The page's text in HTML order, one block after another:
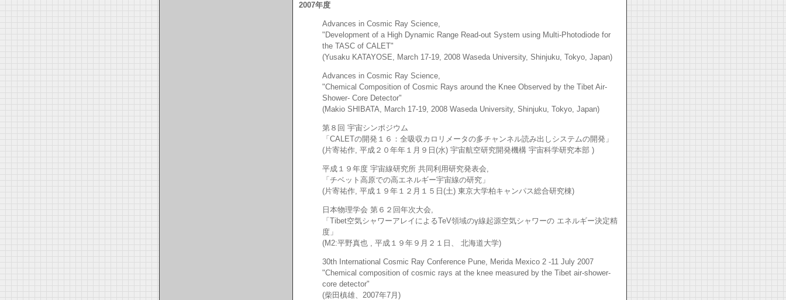
2007年度
Advances in Cosmic Ray Science,
"Development of a High Dynamic Range Read-out System using Multi-Photodiode for
the TASC of CALET"
(Yusaku KATAYOSE, March 17-19, 2008 Waseda University, Shinjuku, Tokyo, Japan)
Advances in Cosmic Ray Science,
"Chemical Composition of Cosmic Rays around the Knee Observed by the Tibet Air-
Shower- Core Detector"
(Makio SHIBATA, March 17-19, 2008 Waseda University, Shinjuku, Tokyo, Japan)
第８回 宇宙シンポジウム
「CALETの開発１６：全吸収カロリメータの多チャンネル読み出しシステムの開発」
(片寄祐作, 平成２０年年１月９日(水) 宇宙航空研究開発機構 宇宙科学研究本部 )
平成１９年度 宇宙線研究所 共同利用研究発表会,
「チベット高原での高エネルギー宇宙線の研究」
(片寄祐作, 平成１９年１２月１５日(土) 東京大学柏キャンパス総合研究棟)
日本物理学会 第６２回年次大会,
「Tibet空気シャワーアレイによるTeV領域のγ線起源空気シャワーの エネルギー決定精
度」
(M2:平野真也 , 平成１９年９月２１日、 北海道大学)
30th International Cosmic Ray Conference Pune, Merida Mexico 2 -11 July 2007
"Chemical composition of cosmic rays at the knee measured by the Tibet air-shower-
core detector"
(柴田槙雄、2007年7月)